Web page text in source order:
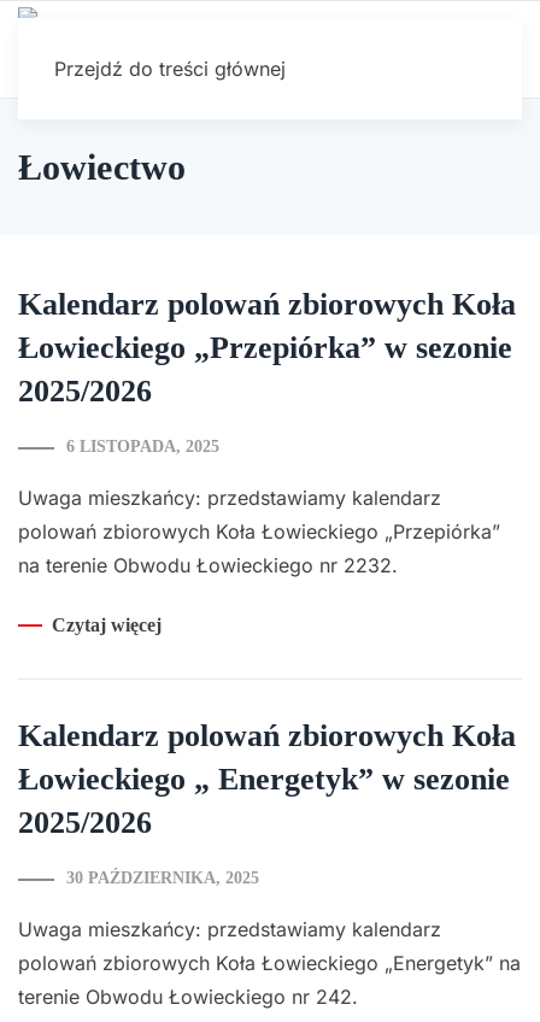
Przejdź do treści głównej
Łowiectwo
Kalendarz polowań zbiorowych Koła
Łowieckiego „Przepiórka” w sezonie
2025/2026
6 LISTOPADA, 2025
Uwaga mieszkańcy: przedstawiamy kalendarz
polowań zbiorowych Koła Łowieckiego „Przepiórka”
na terenie Obwodu Łowieckiego nr 2232.
Czytaj więcej
Kalendarz polowań zbiorowych Koła
Łowieckiego „ Energetyk” w sezonie
2025/2026
30 PAŹDZIERNIKA, 2025
Uwaga mieszkańcy: przedstawiamy kalendarz
polowań zbiorowych Koła Łowieckiego „Energetyk” na
terenie Obwodu Łowieckiego nr 242.